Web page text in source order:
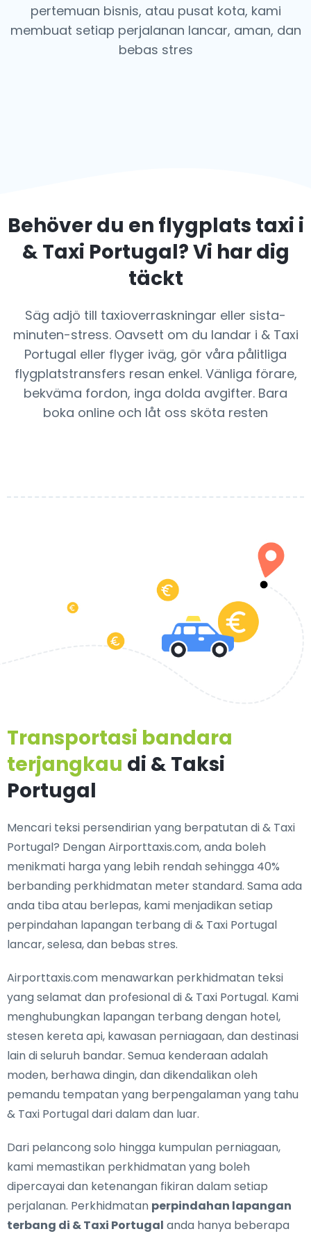
pertemuan bisnis, atau pusat kota, kami
membuat setiap perjalanan lancar, aman, dan
bebas stres
Behöver du en flygplats taxi i
& Taxi Portugal? Vi har dig
täckt
Säg adjö till taxioverraskningar eller sista-
minuten-stress. Oavsett om du landar i & Taxi
Portugal eller flyger iväg, gör våra pålitliga
flygplatstransfers resan enkel. Vänliga förare,
bekväma fordon, inga dolda avgifter. Bara
boka online och låt oss sköta resten
Transportasi bandara
terjangkau di & Taksi
Portugal
Mencari teksi persendirian yang berpatutan di & Taxi
Portugal? Dengan Airporttaxis.com, anda boleh
menikmati harga yang lebih rendah sehingga 40%
berbanding perkhidmatan meter standard. Sama ada
anda tiba atau berlepas, kami menjadikan setiap
perpindahan lapangan terbang di & Taxi Portugal
lancar, selesa, dan bebas stres.
Airporttaxis.com menawarkan perkhidmatan teksi
yang selamat dan profesional di & Taxi Portugal. Kami
menghubungkan lapangan terbang dengan hotel,
stesen kereta api, kawasan perniagaan, dan destinasi
lain di seluruh bandar. Semua kenderaan adalah
moden, berhawa dingin, dan dikendalikan oleh
pemandu tempatan yang berpengalaman yang tahu
& Taxi Portugal dari dalam dan luar.
Dari pelancong solo hingga kumpulan perniagaan,
kami memastikan perkhidmatan yang boleh
dipercayai dan ketenangan fikiran dalam setiap
perjalanan. Perkhidmatan perpindahan lapangan
terbang di & Taxi Portugal anda hanya beberapa